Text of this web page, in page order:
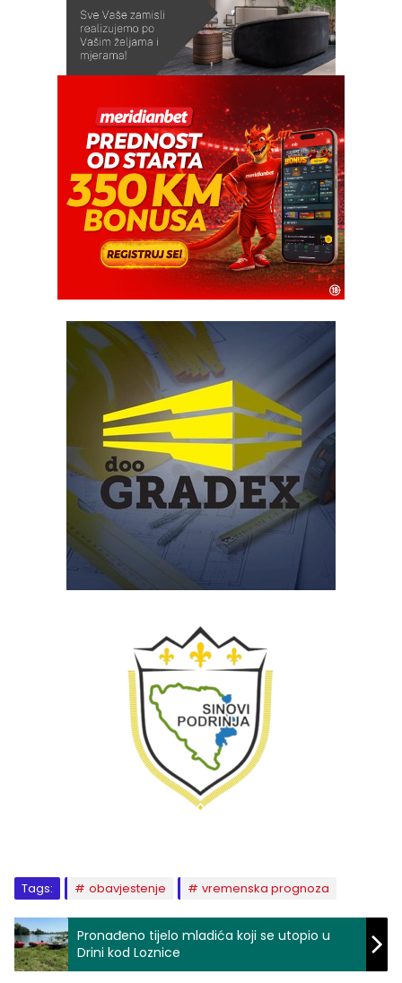
Tags: obavjestenje vremenska prognoza
Pronađeno tijelo mladića koji se utopio u
Drini kod Loznice